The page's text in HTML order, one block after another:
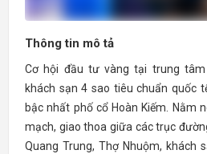
Thông tin mô tả
Cơ hội đầu tư vàng tại trung tâm
khách sạn 4 sao tiêu chuẩn quốc
bậc nhất phố cổ Hoàn Kiếm. Nằm
mạch, giao thoa giữa các trục
Quang Trung, Thợ Nhuộm, khách